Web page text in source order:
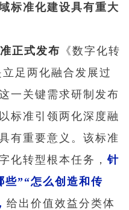
标准化建设具有重大
正式发布 《数字化转
足两化融合发展过
一关键需求研制发布
标准引领两化深度融
有重要意义。该标准
化转型根本任务，针
些”“怎么创造和传
给出价值效益分类体